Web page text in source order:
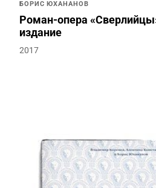
БОРИС ЮХАНАНОВ
Роман-опера
издание
2017